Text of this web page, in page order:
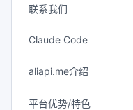
联系我们
Claude Code
aliapi.me介绍
平台优势/特色